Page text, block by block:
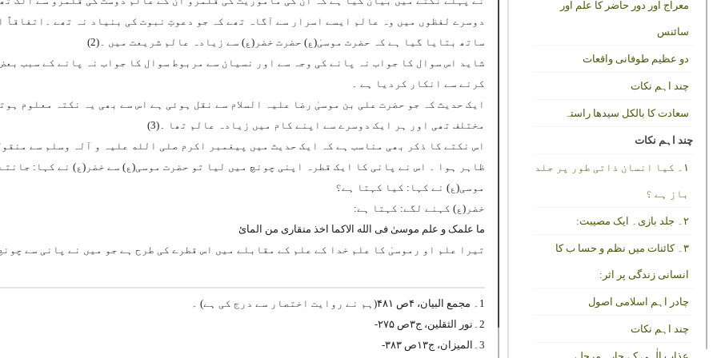
معراج اور دور حاضر کا علم اور
سائنس
دو عظیم طوفانی واقعات
چند اہم نکات
سعادت کا بالکل سیدھا راستہ
چند اہم نکات
۱۔ کیا انسان ذاتی طور پر جلد
باز ہے ؟
۲۔ جلد بازی۔ ایک مصیبت:
۳۔ کائنات میں نظم و حسا ب کا
انسانی زندگی پر اثر:
چادر اہم اسلامی اصول
چند اہم نکات
دوسرے لفظوں میں وہ عالم ایسے اسرار سے آگاہ تھے کہ جو دعوتِ نبوت کی بنیاد نہ تھے
ساتھ بتایا گیا ہے کہ حضرت موسیٰ(ع) حضرت خضر(ع) سے زیادہ عالم شریعت میں ۔(2
)
شاید اس سوال کا جواب نہ پانے کی وجہ سے اور نسیان سے مربوط سوال کا جواب نہ پانے کے سبب
کرنے سے انکار کردیا ہے ۔
ایک حدیث کہ جو حضرت علی بن موسیٰ رضا علیہ السلام سے نقل ہوئی ہے اس سے بھی یہ نکتہ معلوم
مختلف تھی اور ہر ایک دوسرے سے اپنے کام میں زیادہ عالم تھا ۔(3
)
اس نکتے کا ذکر بھی مناسب ہے کہ ایک حدیث میں پیغمبر اکرم صلی الله علیہ و آلہ وسلم سے
ظاہر ہوا ۔ اس نے پانی کا ایک قطرہ اپنی چونچ میں لیا تو حضرت موسی(ع) سے خضر(ع) نے کہا:
موسی(ع) نے کہا: کیا کہتا ہے؟
خضر(ع) کہنے لگے: کہتا ہے:
ما علمک و علم موسیٰ فی الله الاکما اخذ منقاری من المائ
تیرا علم او رموسیٰ کا علم خدا کے علم کے مقابلے میں اس قطرے کی طرح ہے جو میں نے پانی سے
1۔ مجمع البیان، ۴ص ۴۸۱(ہم نے روایت اختصار سے درج کی ہے) ۔
2۔نور الثقلین، ج۳ص ۲۷۵-
3۔المیزان، ج۱۳ص ۳۸۳-